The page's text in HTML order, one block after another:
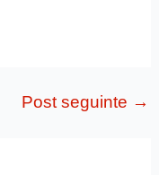
Post seguinte →